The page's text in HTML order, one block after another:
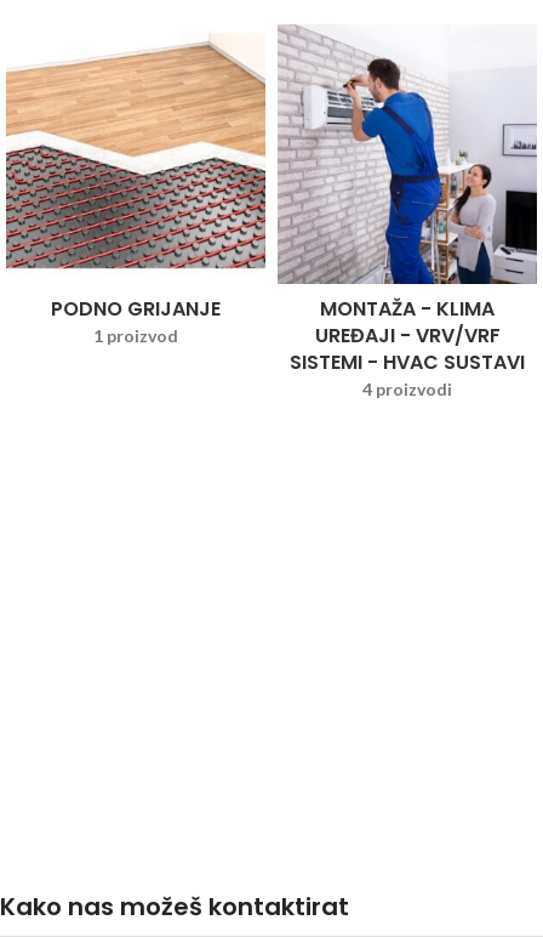
PODNO GRIJANJE
1 proizvod
MONTAŽA - KLIMA
UREĐAJI - VRV/VRF
SISTEMI - HVAC SUSTAVI
4 proizvodi
Kako nas možeš kontaktirat